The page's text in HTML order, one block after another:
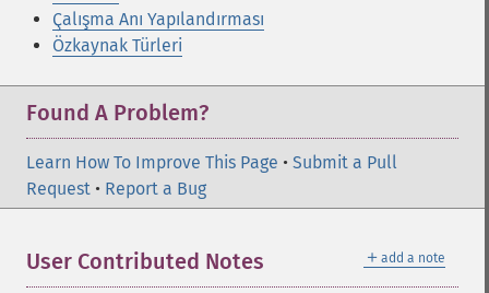
Çalışma Anı Yapılandırması
Özkaynak Türleri
Found A Problem?
Learn How To Improve This Page • Submit a Pull
Request • Report a Bug
＋ add a note
User Contributed Notes